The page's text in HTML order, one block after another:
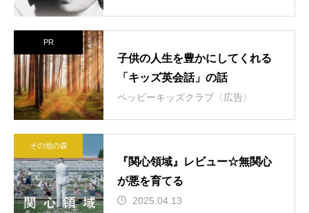
PR
子供の人生を豊かにしてくれる
「キッズ英会話」の話
ペッピーキッズクラブ〈広告〉
その他の森
『関心領域』レビュー☆無関心
が悪を育てる
2025.04.13